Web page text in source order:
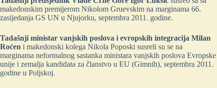
makedonskim premijerom Nikolom Gruevskim na marginama 66.
zasijedanja GS UN u Njujorku, septembra 2011. godine.
Tadašnji ministar vanjskih poslova i evropskih integracija Milan
Roćen i makedonski kolega Nikola Poposki susreli su se na
marginama neformalnog sastanka ministara vanjskih poslova Evropske
unije i zemalja kandidata za članstvo u EU (Gimnih), septembra 2011.
godine u Poljskoj.